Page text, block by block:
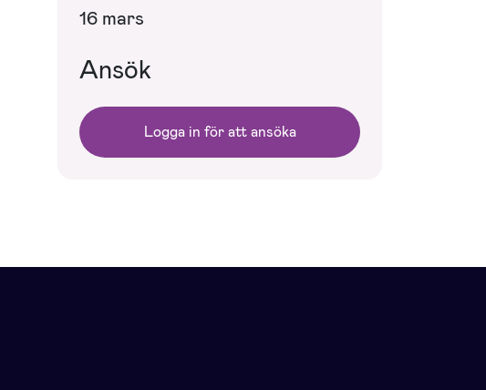
16 mars
Ansök
Logga in för att ansöka